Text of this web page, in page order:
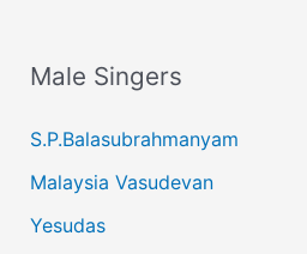
Male Singers
S.P.Balasubrahmanyam
Malaysia Vasudevan
Yesudas